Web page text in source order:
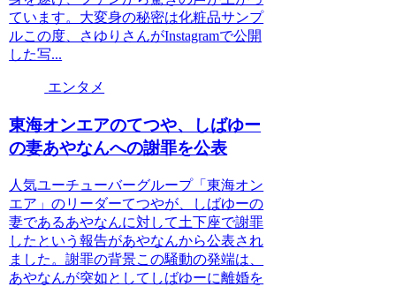
ています。大変身の秘密は化粧品サンプ
ルこの度、さゆりさんがInstagramで公開
した写...
エンタメ
東海オンエアのてつや、しばゆー
の妻あやなんへの謝罪を公表
人気ユーチューバーグループ「東海オン
エア」のリーダーてつやが、しばゆーの
妻であるあやなんに対して土下座で謝罪
したという報告があやなんから公表され
ました。謝罪の背景この騒動の発端は、
あやなんが突如としてしばゆーに離婚を